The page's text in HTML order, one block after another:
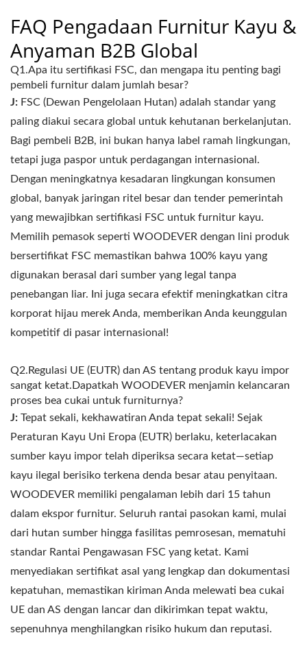
FAQ Pengadaan Furnitur Kayu &
Anyaman B2B Global
Q1.Apa itu sertifikasi FSC, dan mengapa itu penting bagi
pembeli furnitur dalam jumlah besar?
J: FSC (Dewan Pengelolaan Hutan) adalah standar yang
paling diakui secara global untuk kehutanan berkelanjutan.
Bagi pembeli B2B, ini bukan hanya label ramah lingkungan,
tetapi juga paspor untuk perdagangan internasional.
Dengan meningkatnya kesadaran lingkungan konsumen
global, banyak jaringan ritel besar dan tender pemerintah
yang mewajibkan sertifikasi FSC untuk furnitur kayu.
Memilih pemasok seperti WOODEVER dengan lini produk
bersertifikat FSC memastikan bahwa 100% kayu yang
digunakan berasal dari sumber yang legal tanpa
penebangan liar. Ini juga secara efektif meningkatkan citra
korporat hijau merek Anda, memberikan Anda keunggulan
kompetitif di pasar internasional!
Q2.Regulasi UE (EUTR) dan AS tentang produk kayu impor
sangat ketat.Dapatkah WOODEVER menjamin kelancaran
proses bea cukai untuk furniturnya?
J: Tepat sekali, kekhawatiran Anda tepat sekali! Sejak
Peraturan Kayu Uni Eropa (EUTR) berlaku, keterlacakan
sumber kayu impor telah diperiksa secara ketat—setiap
kayu ilegal berisiko terkena denda besar atau penyitaan.
WOODEVER memiliki pengalaman lebih dari 15 tahun
dalam ekspor furnitur. Seluruh rantai pasokan kami, mulai
dari hutan sumber hingga fasilitas pemrosesan, mematuhi
standar Rantai Pengawasan FSC yang ketat. Kami
menyediakan sertifikat asal yang lengkap dan dokumentasi
kepatuhan, memastikan kiriman Anda melewati bea cukai
UE dan AS dengan lancar dan dikirimkan tepat waktu,
sepenuhnya menghilangkan risiko hukum dan reputasi.